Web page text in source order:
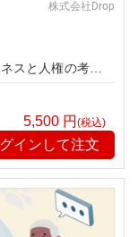
株式会社Drop
スと人権の考え方
5,500 円(税込)
インして注文